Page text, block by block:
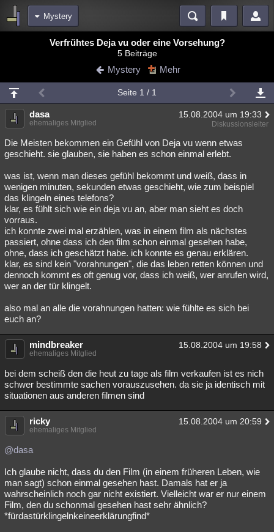
Mystery
Blogs
Chat Wiki Neuigkeiten
meine Rubriken
Menschen Mystery Kriminalfälle
Spiritualität Verschwörungen Technologie Ufologie
weitere Rubriken
Philosophie Träume
Astronomie Helpdesk Gruppen Gaming Filme
Musik Clash Verbesserungen Allmystery English
Übersichten
Besucht Teilgenommen
Lesenswert Schlüsselwörter
Verfrühtes Deja vu oder eine Vorsehung?
5 Beiträge
Mystery Mehr
Seite 1 / 1
dasa 15.08.2004 um 19:33
ehemaliges Mitglied Diskussionsleiter
Die Meisten bekommen ein Gefühl von Deja vu wenn etwas
geschieht. sie glauben, sie haben es schon einmal erlebt.
was ist, wenn man dieses gefühl bekommt und weiß, dass in
wenigen minuten, sekunden etwas geschieht, wie zum beispiel
das klingeln eines telefons?
klar, es fühlt sich wie ein deja vu an, aber man sieht es doch
vorraus.
ich konnte zwei mal erzählen, was in einem film als nächstes
passiert, ohne dass ich den film schon einmal gesehen habe,
ohne, dass ich geschätzt habe. ich konnte es genau erklären.
klar, es sind kein "vorahnungen", die das leben retten können und
dennoch kommt es oft genug vor, dass ich weiß, wer anrufen wird,
wer an der tür klingelt.
also mal an alle die vorahnungen hatten: wie fühlte es sich bei
euch an?
mindbreaker 15.08.2004 um 19:58
ehemaliges Mitglied
bei dem scheiß den die heut zu tage als film verkaufen ist es nich
schwer bestimmte sachen vorauszusehen. da sie ja identisch mit
situationen aus anderen filmen sind
ricky 15.08.2004 um 20:59
ehemaliges Mitglied
@dasa
Ich glaube nicht, dass du den Film (in einem früheren Leben, wie
man sagt) schon einmal gesehen hast. Damals hat er ja
wahrscheinlich noch gar nicht existiert. Vielleicht war er nur einem
Film, den du schonmal gesehen hast sehr ähnlich?
*fürdastürklingelnkeineerklärungfind*